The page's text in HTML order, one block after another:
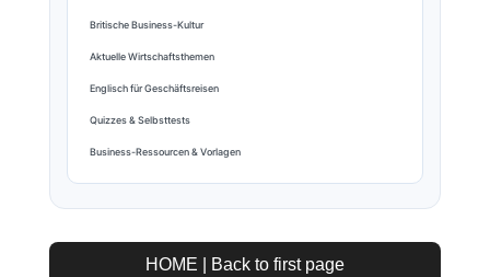
Britische Business-Kultur
Aktuelle Wirtschaftsthemen
Englisch für Geschäftsreisen
Quizzes & Selbsttests
Business-Ressourcen & Vorlagen
HOME | Back to first page